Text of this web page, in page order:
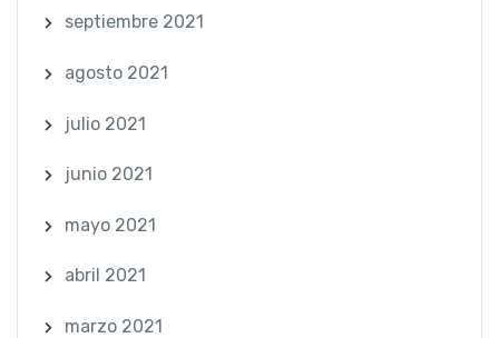
septiembre 2021
agosto 2021
julio 2021
junio 2021
mayo 2021
abril 2021
marzo 2021